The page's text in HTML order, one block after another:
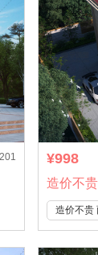
¥998
造价不
造价不贵